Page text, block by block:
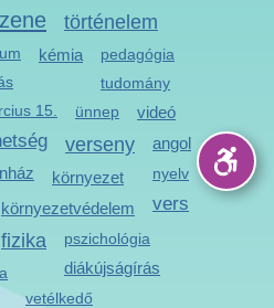
zene történelem
kémia
pedagógia
tudomány
15. ünnep videó
verseny
környezet
angol
környezetvédelem
fizika
nyelv
pszichológia
vers
diákújságírás
vetélkedő